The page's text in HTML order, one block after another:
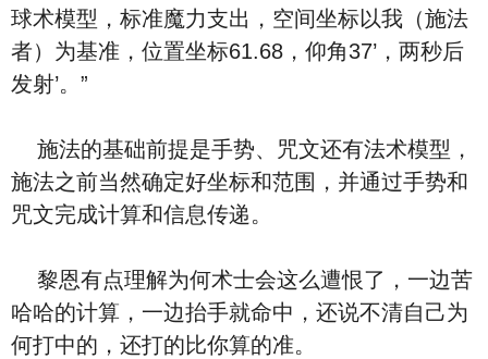
球术模型，标准魔力支出，空间坐标以我（施法
者）为基准，位置坐标61.68，仰角37’，两秒后
发射’。”
施法的基础前提是手势、咒文还有法术模型，
施法之前当然确定好坐标和范围，并通过手势和
咒文完成计算和信息传递。
黎恩有点理解为何术士会这么遭恨了，一边苦
哈哈的计算，一边抬手就命中，还说不清自己为
何打中的，还打的比你算的准。